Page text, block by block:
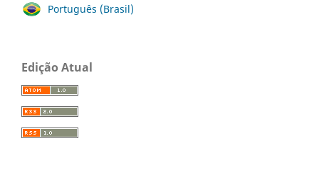
Português (Brasil)
Edição Atual